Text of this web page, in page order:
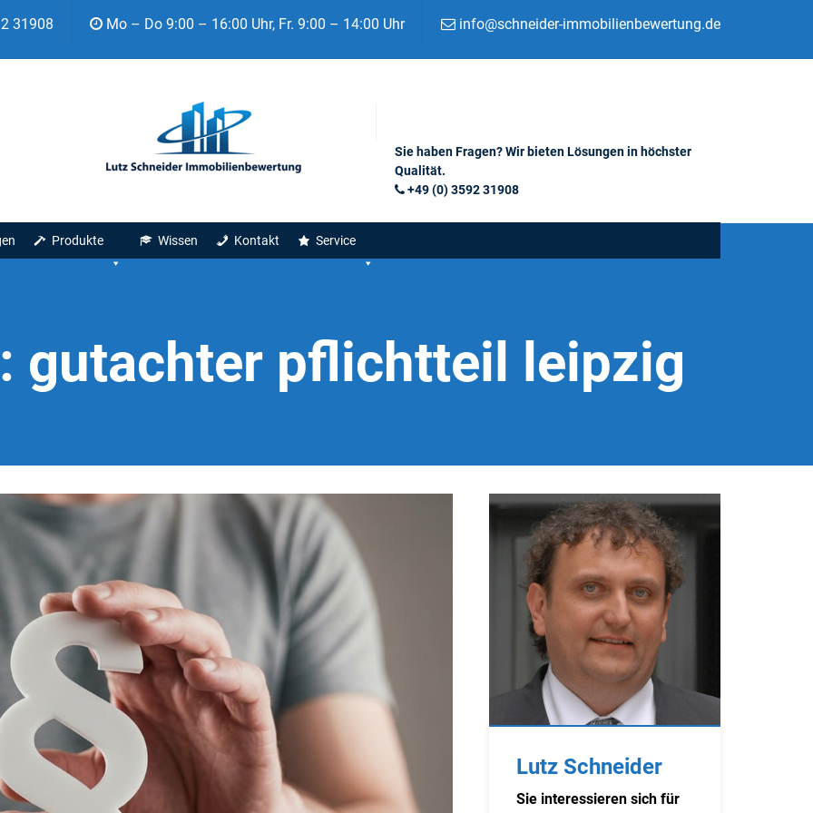
31908 Mo – Do 9:00 – 16:00 Uhr, Fr. 9:00 – 14:00 Uhr info@schneider-immobilienbewertung.de
Sie haben Fragen? Wir bieten Lösungen in höchster
Qualität.
+49 (0) 3592 31908
Produkte Wissen Kontakt Service
gutachter pflichtteil leipzig
Lutz Schneider
Sie interessieren sich für